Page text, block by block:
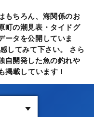
もちろん、海関係のお
町の潮見表・タイドグ
ータを公開していま
してみて下さい。 さら
自開発した魚の釣れや
掲載しています！